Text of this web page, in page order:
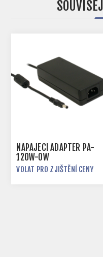
NAPÁJECÍ ADAPTÉR PA-
120W-OW
VOLAT PRO ZJIŠTĚNÍ CENY